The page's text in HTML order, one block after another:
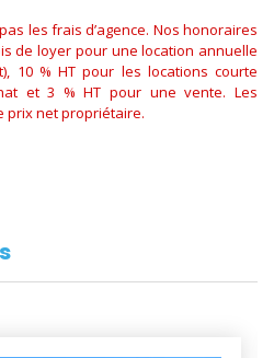
les frais d’agence. Nos honoraires
de loyer pour une location annuelle
10 % HT pour les locations courte
et 3 % HT pour une vente. Les
prix net propriétaire.